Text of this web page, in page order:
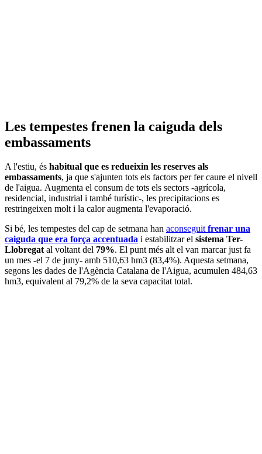
Les tempestes frenen la caiguda dels
embassaments
A l'estiu, és habitual que es redueixin les reserves als
embassaments, ja que s'ajunten tots els factors per fer caure el nivell
de l'aigua. Augmenta el consum de tots els sectors -agrícola,
residencial, industrial i també turístic-, les precipitacions es
restringeixen molt i la calor augmenta l'evaporació.
Si bé, les tempestes del cap de setmana han aconseguitfrenar una
caiguda que era força accentuada i estabilitzar el sistema Ter-
Llobregatal voltant del 79%. El punt més alt el van marcar just fa
un mes -el 7 de juny- amb 510,63 hm3 (83,4%). Aquesta setmana,
segons les dades de l'Agència Catalana de l'Aigua, acumulen 484,63
hm3, equivalent al 79,2% de la seva capacitat total.